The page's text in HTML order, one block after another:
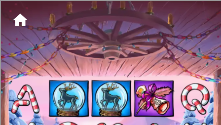
[object HTMLMetaElement]
пополнить счет